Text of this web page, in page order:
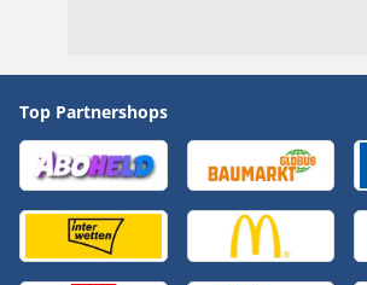
Top Partnershops